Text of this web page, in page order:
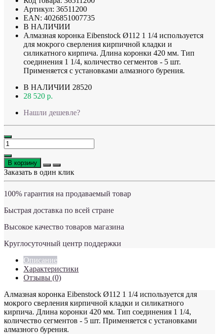
Артикул: 36511200
EAN: 4026851007735
В НАЛИЧИИ
Алмазная коронка Eibenstock Ø112 1 1/4 используется
для мокрого сверления кирпичной кладки и
силикатного кирпича. Длина коронки 420 мм. Тип
соединения 1 1/4, количество сегментов - 5 шт.
Применяется с установками алмазного бурения.
В НАЛИЧИИ 28520
28 520 р.
Нашли дешевле?
В корзину
Заказать в один клик
100% гарантия на продаваемый товар
Быстрая доставка по всей стране
Высокое качество товаров магазина
Круглосуточный центр поддержки
Описание
Характеристики
Отзывы (0)
Алмазная коронка Eibenstock Ø112 1 1/4 используется для
мокрого сверления кирпичной кладки и силикатного
кирпича. Длина коронки 420 мм. Тип соединения 1 1/4,
количество сегментов - 5 шт. Применяется с установками
алмазного бурения.